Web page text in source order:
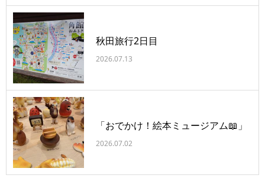
秋田旅行2日目
2026.07.13
「おでかけ！絵本ミュージアム📖」
2026.07.02